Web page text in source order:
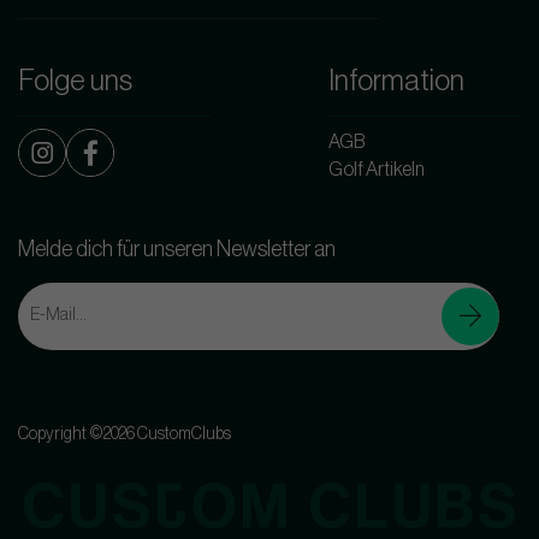
Folge uns Information
AGB
Golf Artikeln
Melde dich für unseren Newsletter an
Copyright ©2026 CustomClubs